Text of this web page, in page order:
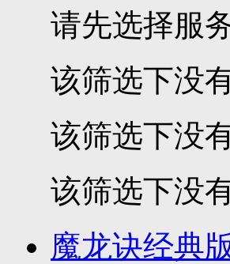
请先选择服
该筛选下没
该筛选下没
该筛选下没
魔龙诀经典